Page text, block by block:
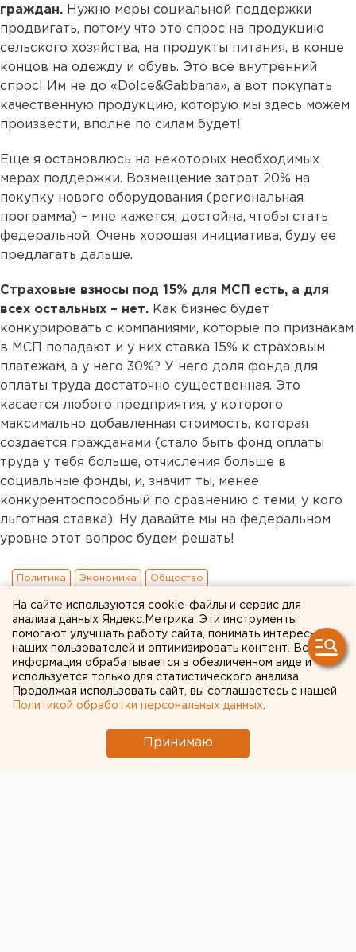
граждан. Нужно меры социальной поддержки
продвигать, потому что это спрос на продукцию
сельского хозяйства, на продукты питания, в конце
концов на одежду и обувь. Это все внутренний
спрос! Им не до «Dolce&Gabbana», а вот покупать
качественную продукцию, которую мы здесь можем
произвести, вполне по силам будет!
Еще я остановлюсь на некоторых необходимых
мерах поддержки. Возмещение затрат 20% на
покупку нового оборудования (региональная
программа) – мне кажется, достойна, чтобы стать
федеральной. Очень хорошая инициатива, буду ее
предлагать дальше.
Страховые взносы под 15% для МСП есть, а для
всех остальных – нет. Как бизнес будет
конкурировать с компаниями, которые по признакам
в МСП попадают и у них ставка 15% к страховым
платежам, а у него 30%? У него доля фонда для
оплаты труда достаточно существенная. Это
касается любого предприятия, у которого
максимально добавленная стоимость, которая
создается гражданами (стало быть фонд оплаты
труда у тебя больше, отчисления больше в
социальные фонды, и, значит ты, менее
конкурентоспособный по сравнению с теми, у кого
льготная ставка). Ну давайте мы на федеральном
уровне этот вопрос будем решать!
Политика Экономика Общество
На сайте используются cookie-файлы и сервис для
анализа данных Яндекс.Метрика. Эти инструменты
помогают улучшать работу сайта, понимать интересы
наших пользователей и оптимизировать контент. Вся
информация обрабатывается в обезличенном виде и
используется только для статистического анализа.
Продолжая использовать сайт, вы соглашаетесь с нашей
Политикой обработки персональных данных
Принимаю